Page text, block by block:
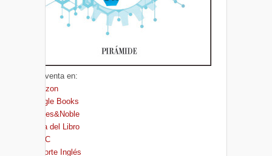
A la venta en:
Amazon
Google Books
Barnes&Noble
Casa del Libro
FNAC
El Corte Inglés